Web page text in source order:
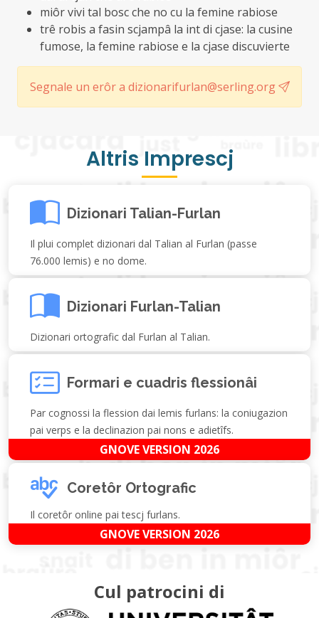
miôr vivi tal bosc che no cu la femine rabiose
trê robis a fasin scjampâ la int di cjase: la cusine
fumose, la femine rabiose e la cjase discuvierte
Segnale un erôr a dizionarifurlan@serling.org
Altris Imprescj
Dizionari Talian-Furlan
Il plui complet dizionari dal Talian al Furlan (passe
76.000 lemis) e no dome.
Dizionari Furlan-Talian
Dizionari ortografic dal Furlan al Talian.
Formari e cuadris flessionâi
Par cognossi la flession dai lemis furlans: la coniugazion
pai verps e la declinazion pai nons e adietîfs.
GNOVE VERSION 2026
Coretôr Ortografic
Il coretôr online pai tescj furlans.
GNOVE VERSION 2026
Cul patrocini di